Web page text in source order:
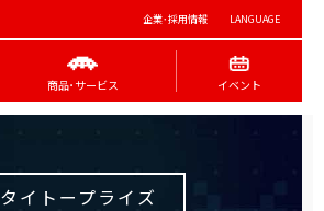
企業･採用情報 LANGUAGE
商品･サービス イベント
タイトープライズ